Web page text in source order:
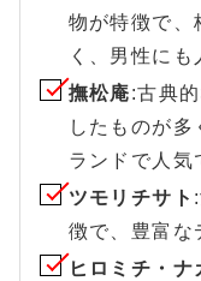
物が特徴で、
く、男性にも
撫松庵:古典
したものが
ランドで人気
ツモリチサト
徴で、豊富な
ヒロミチ・ナ